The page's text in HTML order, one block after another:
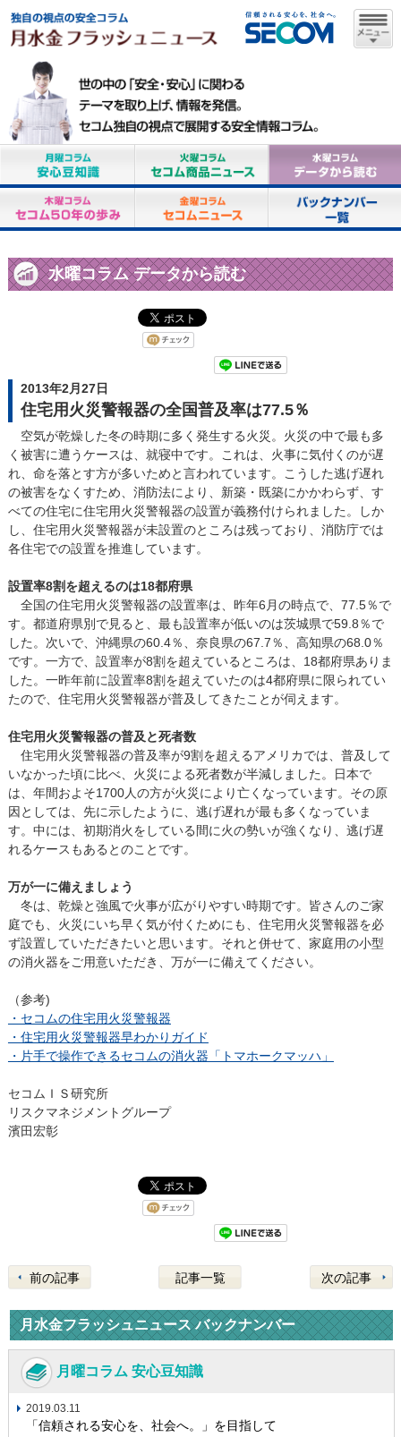
水曜コラム データから読む
2013年2月27日
住宅用火災警報器の全国普及率は77.5％
空気が乾燥した冬の時期に多く発生する火災。火災の中で最も多
く被害に遭うケースは、就寝中です。これは、火事に気付くのが遅
れ、命を落とす方が多いためと言われています。こうした逃げ遅れ
の被害をなくすため、消防法により、新築・既築にかかわらず、す
べての住宅に住宅用火災警報器の設置が義務付けられました。しか
し、住宅用火災警報器が未設置のところは残っており、消防庁では
各住宅での設置を推進しています。
設置率8割を超えるのは18都府県
全国の住宅用火災警報器の設置率は、昨年6月の時点で、77.5％で
す。都道府県別で見ると、最も設置率が低いのは茨城県で59.8％で
した。次いで、沖縄県の60.4％、奈良県の67.7％、高知県の68.0％
です。一方で、設置率が8割を超えているところは、18都府県ありま
した。一昨年前に設置率8割を超えていたのは4都府県に限られてい
たので、住宅用火災警報器が普及してきたことが伺えます。
住宅用火災警報器の普及と死者数
住宅用火災警報器の普及率が9割を超えるアメリカでは、普及して
いなかった頃に比べ、火災による死者数が半減しました。日本で
は、年間およそ1700人の方が火災により亡くなっています。その原
因としては、先に示したように、逃げ遅れが最も多くなっていま
す。中には、初期消火をしている間に火の勢いが強くなり、逃げ遅
れるケースもあるとのことです。
万が一に備えましょう
冬は、乾燥と強風で火事が広がりやすい時期です。皆さんのご家
庭でも、火災にいち早く気が付くためにも、住宅用火災警報器を必
ず設置していただきたいと思います。それと併せて、家庭用の小型
の消火器をご用意いただき、万が一に備えてください。
（参考)
・セコムの住宅用火災警報器
・住宅用火災警報器早わかりガイド
・片手で操作できるセコムの消火器「トマホークマッハ」
セコムＩＳ研究所
リスクマネジメントグループ
濱田宏彰
前の記事 記事一覧 次の記事
月水金フラッシュニュース バックナンバー
月曜コラム 安心豆知識
2019.03.11
「信頼される安心を、社会へ。」を目指して